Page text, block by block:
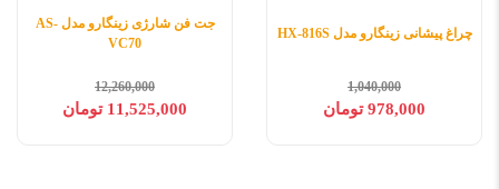
چراغ پیشانی زینگارو مدل HX-816S
1,040,000
978,000 تومان
جت فن شارژی زینگارو مدل AS-
VC70
12,260,000
11,525,000 تومان